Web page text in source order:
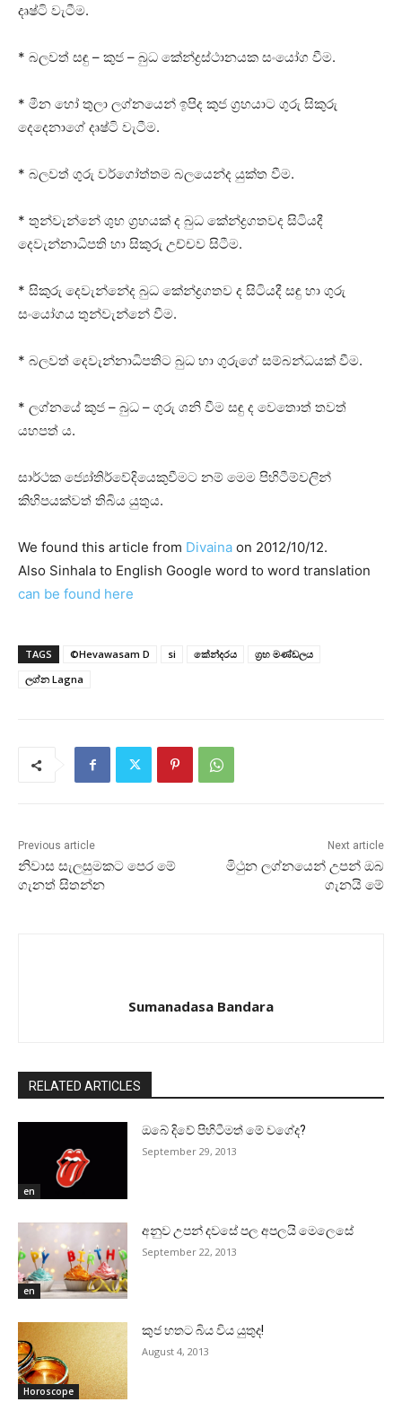
දෘෂ්ටි වැටීම.
* බලවත් සඳු – කුජ – බුධ කේන්ද්‍රස්‌ථානයක සංයෝග වීම.
* මීන හෝ තුලා ලග්නයෙන් ඉපිද කුජ ග්‍රහයාට ගුරු සිකුරු
දෙදෙනාගේ දෘෂ්ටි වැටීම.
* බලවත් ගුරු වර්ගෝත්තම බලයෙන්ද යුක්‌ත වීම.
* තුන්වැන්නේ ශුභ ග්‍රහයක්‌ ද බුධ කේන්ද්‍රගතවද සිටියදී
දෙවැන්නාධිපති හා සිකුරු උච්චව සිටීම.
* සිකුරු දෙවැන්නේද බුධ කේන්ද්‍රගතව ද සිටියදී සඳු හා ගුරු
සංයෝගය තුන්වැන්නේ වීම.
* බලවත් දෙවැන්නාධිපතිට බුධ හා ගුරුගේ සම්බන්ධයක්‌ වීම.
* ලග්නයේ කුජ – බුධ – ගුරු ශනි වීම සඳු ද වෙතොත් තවත්
යහපත් ය.
සාර්ථක ජ්‍යෝතිර්වේදියෙකුවීමට නම් මෙම පිහිටීම්වලින්
කිහිපයක්‌වත් තිබිය යුතුය.
We found this article from Divaina on 2012/10/12.
Also Sinhala to English Google word to word translation
can be found here
TAGS ©Hevawasam D si කේන්දරය
ග්‍රහ මණ්‌ඩලය
ලග්න Lagna
Previous article
නිවාස සැලසුමකට පෙර මේ
ගැනත් සිතන්න
Next article
මිථුන ලග්නයෙන් උපන් ඔබ
ගැනයි මේ
Sumanadasa Bandara
RELATED ARTICLES
en
ඔබේ දිවේ පිහිටීමත් මේ වගේද?
September 29, 2013
en
අනුව උපන් දවසේ පල අපලයි මෙලෙසේ
September 22, 2013
Horoscope
කුජ හතට බිය විය යුතුද!
August 4, 2013